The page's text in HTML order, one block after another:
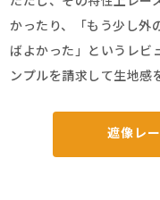
かったり、「もう少し外
ばよかった」というレビ
ンプルを請求して生地感
遮像レ